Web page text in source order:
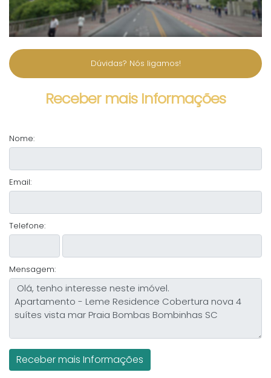
Dúvidas? Nós ligamos!
Receber mais Informações
Nome:
Email:
Telefone:
Mensagem: